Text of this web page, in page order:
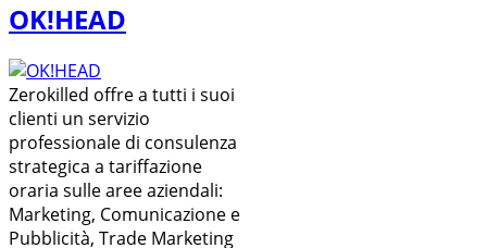
OK!HEAD
Zerokilled offre a tutti i suoi
clienti un servizio
professionale di consulenza
strategica a tariffazione
oraria sulle aree aziendali:
Marketing, Comunicazione e
Pubblicità, Trade Marketing